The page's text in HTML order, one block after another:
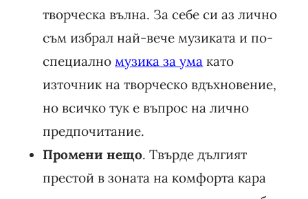
творческа вълна. За себе си аз лично
съм избрал най-вече музиката и по-
специалномузика за ума като
източник на творческо вдъхновение,
но всичко тук е въпрос на лично
предпочитание.
Промени нещо. Твърде дългият
престой в зоната на комфорта кара